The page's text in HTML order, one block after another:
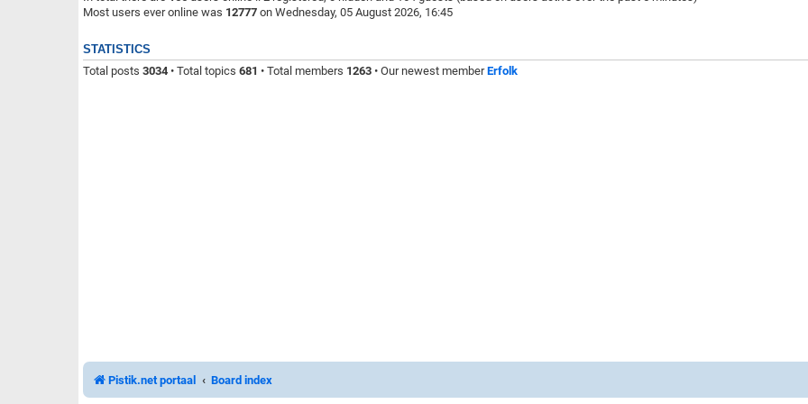
Most users ever online was 12777 on Wednesday, 05 August 2026, 16:45
STATISTICS
Total posts 3034 • Total topics 681 • Total members 1263 • Our newest memberErfolk
Pistik.net portaal Board index